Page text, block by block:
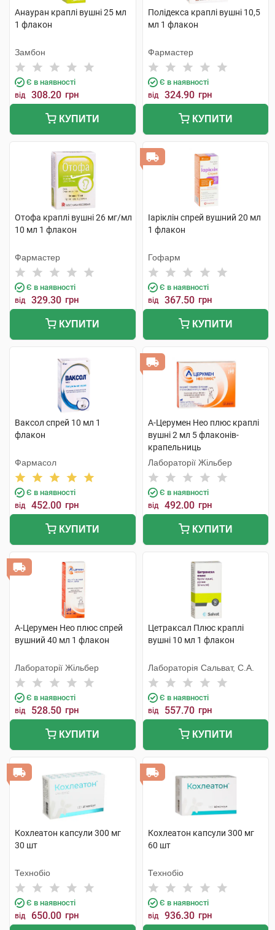
Анауран краплі вушні 25 мл
1 флакон
Замбон
Є в наявності
від 308.20 грн
КУПИТИ
Полідекса краплі вушні 10,5
мл 1 флакон
Фармастер
Є в наявності
від 324.90 грн
КУПИТИ
Отофа краплі вушні 26 мг/мл
10 мл 1 флакон
Фармастер
Є в наявності
від 329.30 грн
КУПИТИ
Іаріклін спрей вушний 20 мл
1 флакон
Гофарм
Є в наявності
від 367.50 грн
КУПИТИ
Ваксол спрей 10 мл 1
флакон
Фармасол
Є в наявності
від 452.00 грн
КУПИТИ
А-Церумен Нео плюс краплі
вушні 2 мл 5 флаконів-
крапельниць
Лабораторії Жільбер
Є в наявності
від 492.00 грн
КУПИТИ
А-Церумен Нео плюс спрей
вушний 40 мл 1 флакон
Лабораторії Жільбер
Є в наявності
від 528.50 грн
КУПИТИ
Цетраксал Плюс краплі
вушні 10 мл 1 флакон
Лабораторія Сальват, С.А.
Є в наявності
від 557.70 грн
КУПИТИ
Кохлеатон капсули 300 мг
30 шт
Технобіо
Є в наявності
від 650.00 грн
Кохлеатон капсули 300 мг
60 шт
Технобіо
Є в наявності
від 936.30 грн